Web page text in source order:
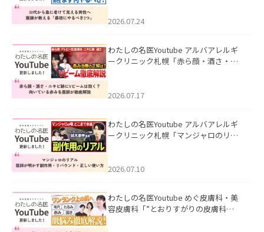
た。
2026.07.24
わたしの名医Youtube アルバアレルギ
ークリニック札幌「赤ら顔・酒さ・ニ
した。
2026.07.17
わたしの名医Youtube アルバアレルギ
ークリニック札幌「マンジャロのリア
た。
2026.07.10
わたしの名医Youtube めぐ皮膚科・美
容皮膚科「”とおりすがりの皮膚科